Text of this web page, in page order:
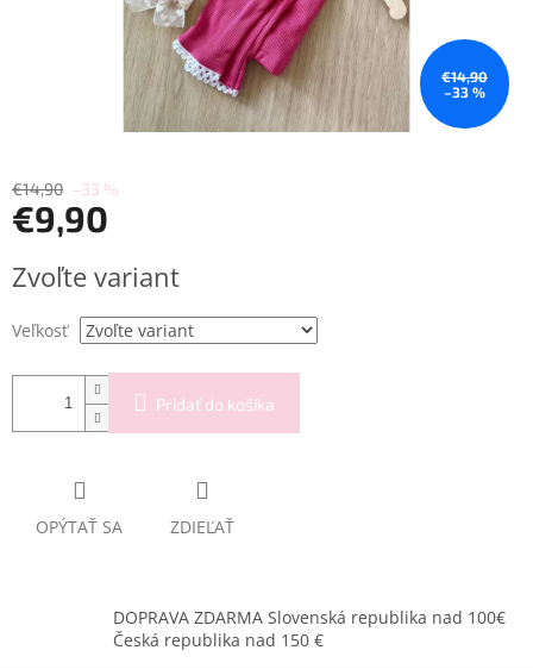
€14,90
–33 %
€14,90 –33 %
€9,90
cena:
Zvoľte variant
Veľkosť
Pridať do košíka
OPÝTAŤ SA ZDIEĽAŤ
DOPRAVA ZDARMA Slovenská republika nad 100€
Česká republika nad 150 €